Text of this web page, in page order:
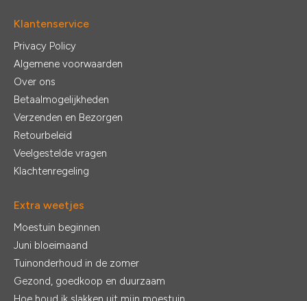
Klantenservice
Privacy Policy
Algemene voorwaarden
Over ons
Betaalmogelijkheden
Verzenden en Bezorgen
Retourbeleid
Veelgestelde vragen
Klachtenregeling
Extra weetjes
Moestuin beginnen
Juni bloeimaand
Tuinonderhoud in de zomer
Gezond, goedkoop en duurzaam